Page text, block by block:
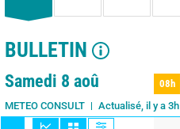
BULLETIN
1 jour 3 jours 7 jours 15 jours
Samedi 8 aoû
METEO CONSULT Actualisé, il y a 3h
08h
08h